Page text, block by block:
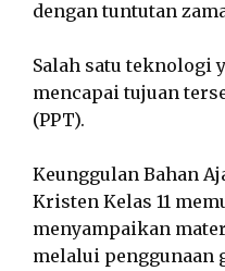
dengan tuntutan
Salah satu teknologi
mencapai tujuan
(PPT).
Keunggulan Bahan
Kristen Kelas 11
menyampaikan
melalui penggunaan